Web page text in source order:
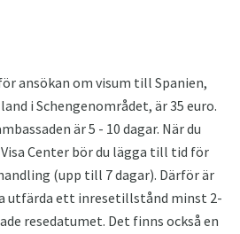
ansökan om visum till Spanien,
i Schengenområdet, är 35 euro.
är 5 - 10 dagar. När du
Center bör du lägga till tid för
(upp till 7 dagar). Därför är
utfärda ett inresetillstånd minst 2-
resedatumet. Det finns också en